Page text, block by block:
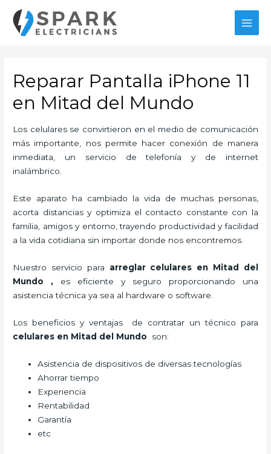
contenido
Reparar Pantalla iPhone 11
en Mitad del Mundo
Los celulares se convirtieron en el medio de comunicación
más importante, nos permite hacer conexión de manera
inmediata, un servicio de telefonía y de internet
inalámbrico.
Este aparato ha cambiado la vida de muchas personas,
acorta distancias y optimiza el contacto constante con la
familia, amigos y entorno, trayendo productividad y facilidad
a la vida cotidiana sin importar donde nos encontremos.
Nuestro servicio para arreglar celulares en Mitad del
Mundo
, es eficiente y seguro proporcionando una
asistencia técnica ya sea al hardware o software.
Los beneficios y ventajas de contratar un técnico para
celulares en Mitad del Mundo son:
Asistencia de dispositivos de diversas tecnologías
Ahorrar tiempo
Experiencia
Rentabilidad
Garantía
etc